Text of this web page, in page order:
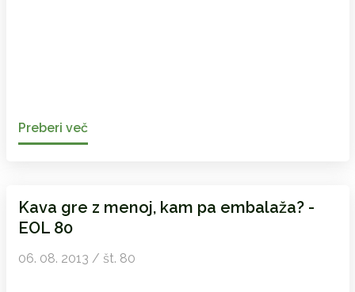
Preberi več
Kava gre z menoj, kam pa embalaža? -
EOL 80
06. 08. 2013 / št. 80